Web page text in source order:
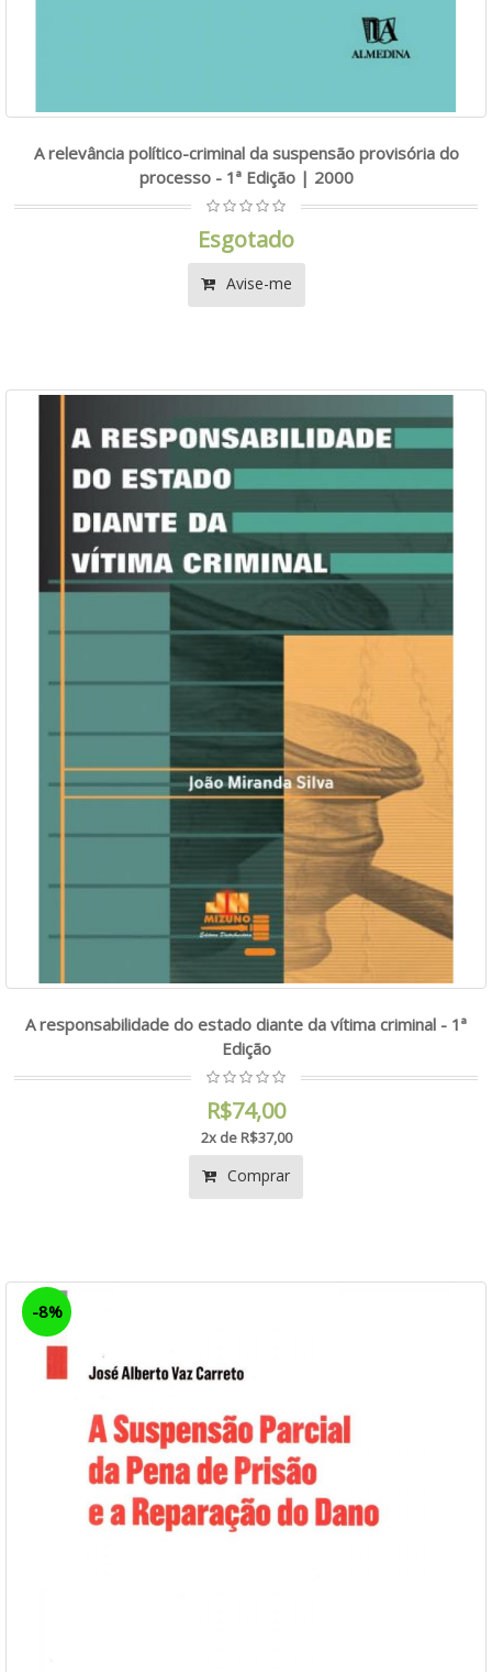
A relevância político-criminal da suspensão provisória do
processo - 1ª Edição | 2000
Esgotado
Avise-me
A responsabilidade do estado diante da vítima criminal - 1ª
Edição
R$74,00
2x de R$37,00
Comprar
-8%